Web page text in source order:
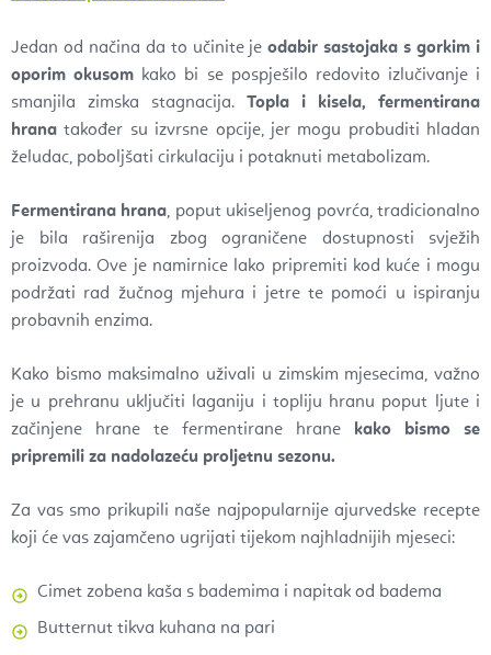
Jedan od načina da to učinite jeodabir sastojaka s gorkim i
oporim okusom kako bi se pospješilo redovito izlučivanje i
smanjila zimska stagnacija. Topla i kisela, fermentirana
hrana također su izvrsne opcije, jer mogu probuditi hladan
želudac, poboljšati cirkulaciju i potaknuti metabolizam.
Fermentirana hrana, poput ukiseljenog povrća, tradicionalno
je bila raširenija zbog ograničene dostupnosti svježih
proizvoda. Ove je namirnice lako pripremiti kod kuće i mogu
podržati rad žučnog mjehura i jetre te pomoći u ispiranju
probavnih enzima.
Kako bismo maksimalno uživali u zimskim mjesecima, važno
je u prehranu uključiti laganiju i topliju hranu poput ljute i
začinjene hrane te fermentirane hrane kako bismo se
pripremili za nadolazeću proljetnu sezonu.
Za vas smo prikupili naše najpopularnije ajurvedske recepte
koji će vas zajamčeno ugrijati tijekom najhladnijih mjeseci:
Cimet zobena kaša s bademima i napitak od badema
Butternut tikva kuhana na pari